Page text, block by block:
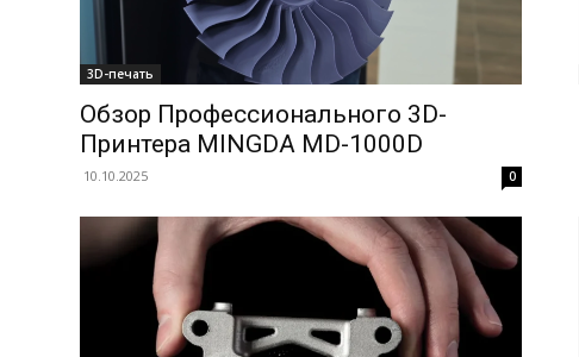
3D-печать
Обзор Профессионального 3D-
Принтера MINGDA MD-1000D
10.10.2025 0